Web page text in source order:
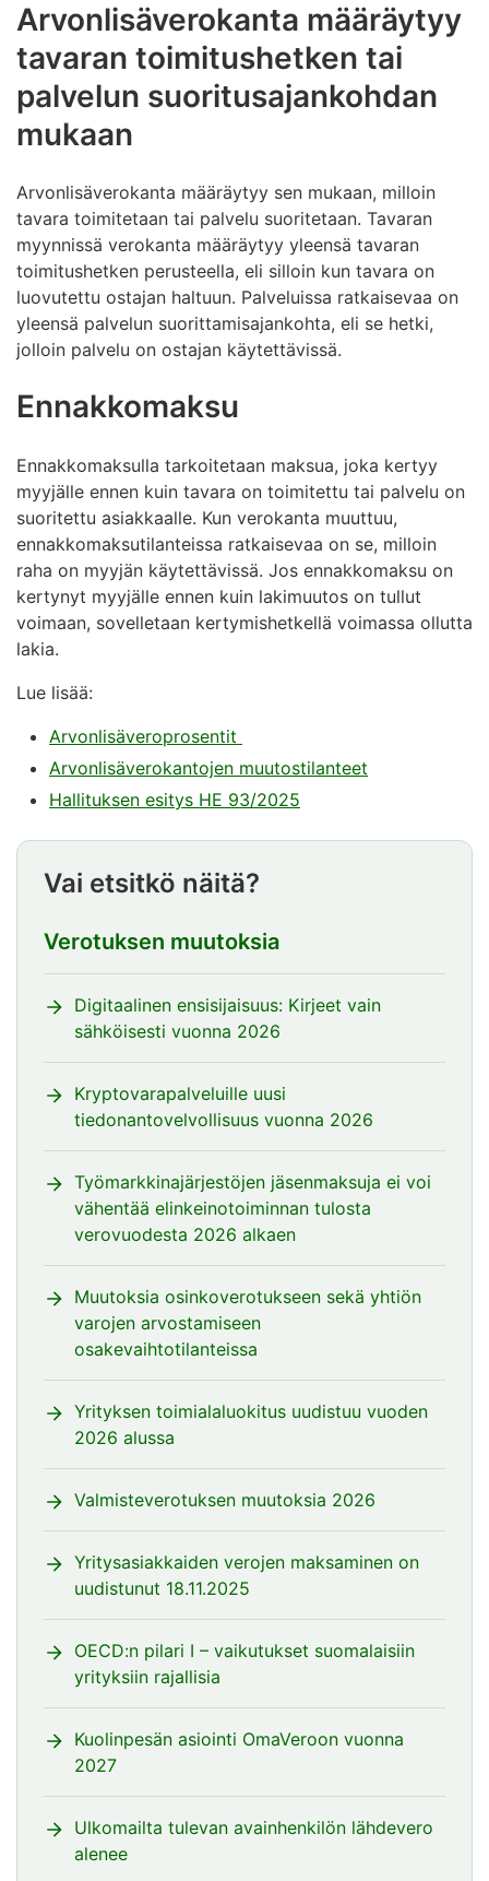
Arvonlisäverokanta määräytyy
tavaran toimitushetken tai
palvelun suoritusajankohdan
mukaan
Arvonlisäverokanta määräytyy sen mukaan, milloin
tavara toimitetaan tai palvelu suoritetaan. Tavaran
myynnissä verokanta määräytyy yleensä tavaran
toimitushetken perusteella, eli silloin kun tavara on
luovutettu ostajan haltuun. Palveluissa ratkaisevaa on
yleensä palvelun suorittamisajankohta, eli se hetki,
jolloin palvelu on ostajan käytettävissä.
Ennakkomaksu
Ennakkomaksulla tarkoitetaan maksua, joka kertyy
myyjälle ennen kuin tavara on toimitettu tai palvelu on
suoritettu asiakkaalle. Kun verokanta muuttuu,
ennakkomaksutilanteissa ratkaisevaa on se, milloin
raha on myyjän käytettävissä. Jos ennakkomaksu on
kertynyt myyjälle ennen kuin lakimuutos on tullut
voimaan, sovelletaan kertymishetkellä voimassa ollutta
lakia.
Lue lisää:
Arvonlisäveroprosentit
Arvonlisäverokantojen muutostilanteet
Hallituksen esitys HE 93/2025
Vai etsitkö näitä?
Verotuksen muutoksia
Digitaalinen ensisijaisuus: Kirjeet vain
sähköisesti vuonna 2026
Kryptovarapalveluille uusi
tiedonantovelvollisuus vuonna 2026
Työmarkkinajärjestöjen jäsenmaksuja ei voi
vähentää elinkeinotoiminnan tulosta
verovuodesta 2026 alkaen
Muutoksia osinkoverotukseen sekä yhtiön
varojen arvostamiseen
osakevaihtotilanteissa
Yrityksen toimialaluokitus uudistuu vuoden
2026 alussa
Valmisteverotuksen muutoksia 2026
Yritysasiakkaiden verojen maksaminen on
uudistunut 18.11.2025
OECD:n pilari I – vaikutukset suomalaisiin
yrityksiin rajallisia
Kuolinpesän asiointi OmaVeroon vuonna
2027
Ulkomailta tulevan avainhenkilön lähdevero
alenee